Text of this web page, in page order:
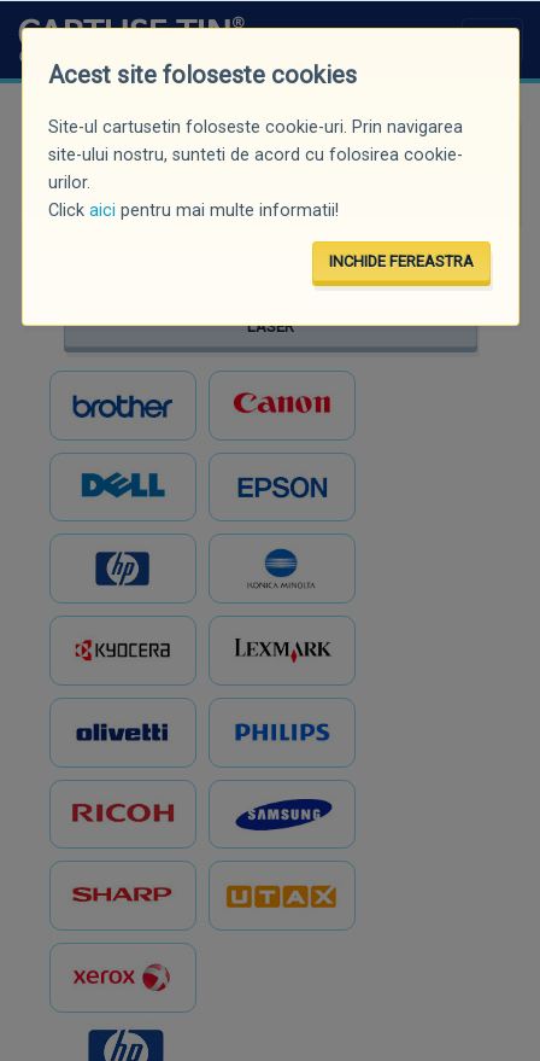
Căutare rapidă (minim 3 caractere)
LASER
Acest site foloseste cookies
Site-ul cartusetin foloseste cookie-uri. Prin navigarea
site-ului nostru, sunteti de acord cu folosirea cookie-
urilor.
Clickaici pentru mai multe informatii!
INCHIDE FEREASTRA